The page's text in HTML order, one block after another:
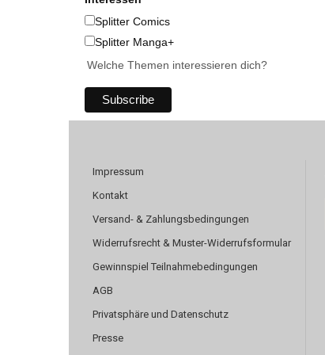
Splitter Comics
Splitter Manga+
Welche Themen interessieren dich?
Impressum
Kontakt
Versand- & Zahlungsbedingungen
Widerrufsrecht & Muster-Widerrufsformular
Gewinnspiel Teilnahmebedingungen
AGB
Privatsphäre und Datenschutz
Presse